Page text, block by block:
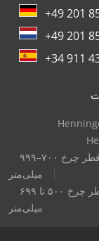
+49 201
+49 201
+34 911
ماشین‌های فرز شانه‌ای عمودی چرخ‌دنده – قطر چرخ ۷۰۰–۹۹۹
میلی‌متر
ماشین‌های فرز کله‌زنی دنده عمودی - قطر چرخ ۵۰۰ تا ۶۹۹
میلی‌متر